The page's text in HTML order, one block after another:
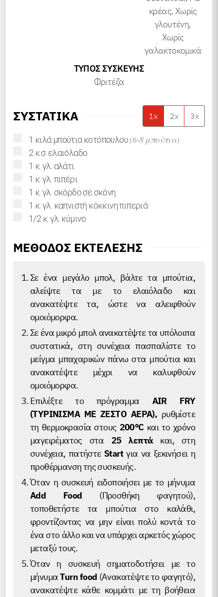
κρέας, Χωρίς
γλουτένη,
Χωρίς
γαλακτοκομικά
ΤΎΠΟΣ ΣΥΣΚΕΥΉΣ
Φριτέζα
ΣΥΣΤΑΤΙΚΑ 1x 2x 3x
▢
1 κιλά μπούτια κοτόπουλου(6-8 μπούτια)
▢
2 κ.σ. ελαιόλαδο
▢
1 κ. γλ. αλάτι
▢
1 κ. γλ. πιπέρι
▢
1 κ. γλ. σκόρδο σε σκόνη
▢
1 κ. γλ. καπνιστή κόκκινη πιπεριά
▢
1/2 κ. γλ. κύμινο
ΜΕΘΟΔΟΣ ΕΚΤΕΛΕΣΗΣ
Σε ένα μεγάλο μπολ, βάλτε τα μπούτια,
αλείψτε τα με το ελαιόλαδο και
ανακατέψτε τα, ώστε να αλειφθούν
ομοιόμορφα.
Σε ένα μικρό μπολ ανακατέψτε τα υπόλοιπα
συστατικά, στη συνέχεια πασπαλίστε το
μείγμα μπαχαρικών πάνω στα μπούτια και
ανακατέψτε μέχρι να καλυφθούν
ομοιόμορφα.
Επιλέξτε το πρόγραμμα AIR FRY
(ΤΥΡΙΝΙΣΜΑ ΜΕ ΖΕΣΤΟ ΑΕΡΑ), ρυθμίστε
τη θερμοκρασία στους 200°C και το χρόνο
μαγειρέματος στα 25 λεπτάκαι, στη
συνέχεια, πατήστε Startγια να ξεκινήσει η
προθέρμανση της συσκευής.
Όταν η συσκευή ειδοποιήσει με το μήνυμα
Add Food (Προσθήκη φαγητού),
τοποθετήστε τα μπούτια στο καλάθι,
φροντίζοντας να μην είναι πολύ κοντά το
ένα στο άλλο και να υπάρχει αρκετός χώρος
μεταξύ τους.
Όταν η συσκευή σηματοδοτήσει με το
μήνυμαTurn food (Ανακατέψτε το φαγητό),
ανακατέψτε κάθε κομμάτι με τη βοήθεια